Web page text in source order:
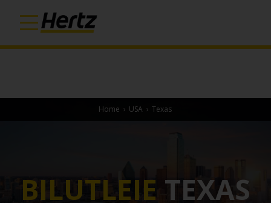
Home › USA › Texas
BILUTLEIE TEXAS